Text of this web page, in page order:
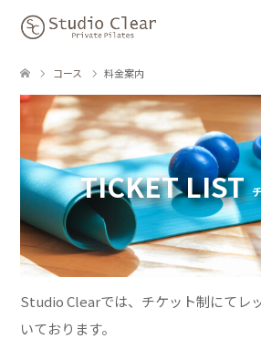
コース 料金案内
TICKET LIST
Studio Clearでは、チケット制にてレ
いております。